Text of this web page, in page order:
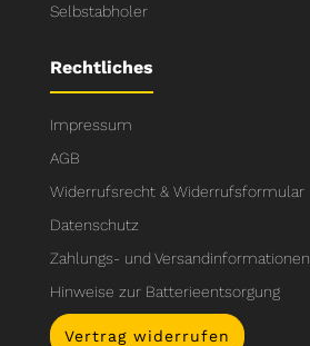
Selbstabholer
Rechtliches
Impressum
AGB
Widerrufsrecht & Widerrufsformular
Datenschutz
Zahlungs- und Versandinformationen
Hinweise zur Batterieentsorgung
Vertrag widerrufen